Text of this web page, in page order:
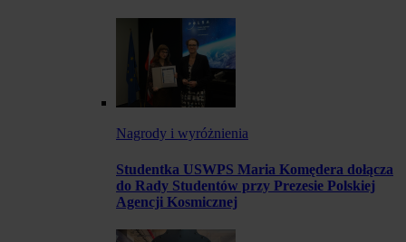
Nagrody i wyróżnienia
Studentka USWPS Maria Komędera dołącza
do Rady Studentów przy Prezesie Polskiej
Agencji Kosmicznej